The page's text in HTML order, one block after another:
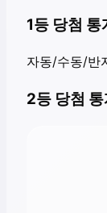
1등 당첨 통
자동/수동/반
2등 당첨 통